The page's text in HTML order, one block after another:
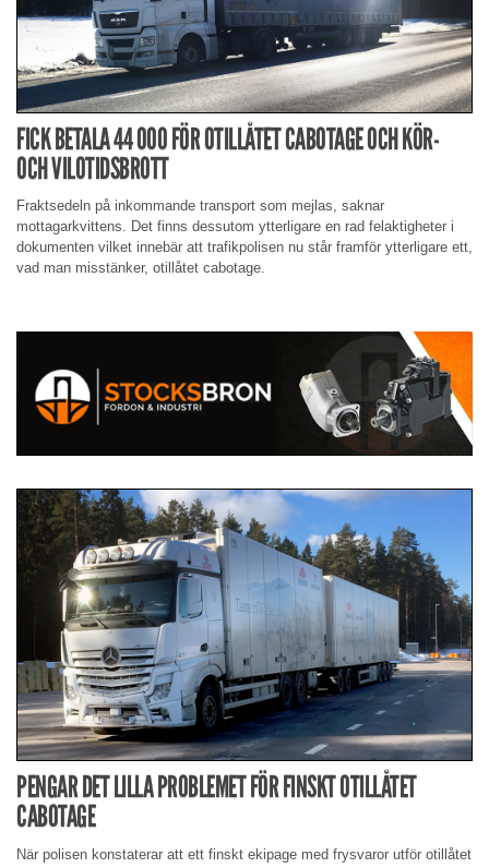
FICK BETALA 44 000 FÖR OTILLÅTET CABOTAGE OCH KÖR-
OCH VILOTIDSBROTT
Fraktsedeln på inkommande transport som mejlas, saknar
mottagarkvittens. Det finns dessutom ytterligare en rad felaktigheter i
dokumenten vilket innebär att trafikpolisen nu står framför ytterligare ett,
vad man misstänker, otillåtet cabotage.
PENGAR DET LILLA PROBLEMET FÖR FINSKT OTILLÅTET
CABOTAGE
När polisen konstaterar att ett finskt ekipage med frysvaror utför otillåtet